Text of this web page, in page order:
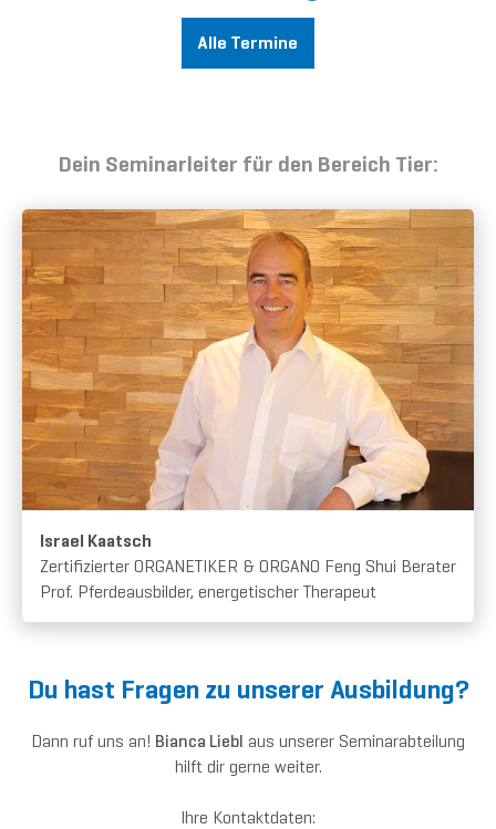
Alle Termine
Dein Seminarleiter für den Bereich Tier:
Israel Kaatsch
Zertifizierter ORGANETIKER & ORGANO Feng Shui Berater
Prof. Pferdeausbilder, energetischer Therapeut
Du hast Fragen zu unserer Ausbildung?
Dann ruf uns an! Bianca Liebl aus unserer Seminarabteilung
hilft dir gerne weiter.
Ihre Kontaktdaten: